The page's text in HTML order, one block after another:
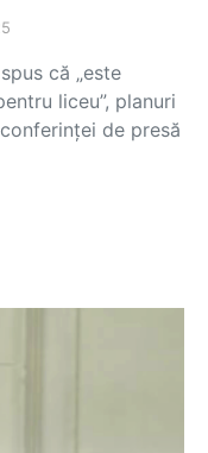
că „este
liceu”, planuri
de presă